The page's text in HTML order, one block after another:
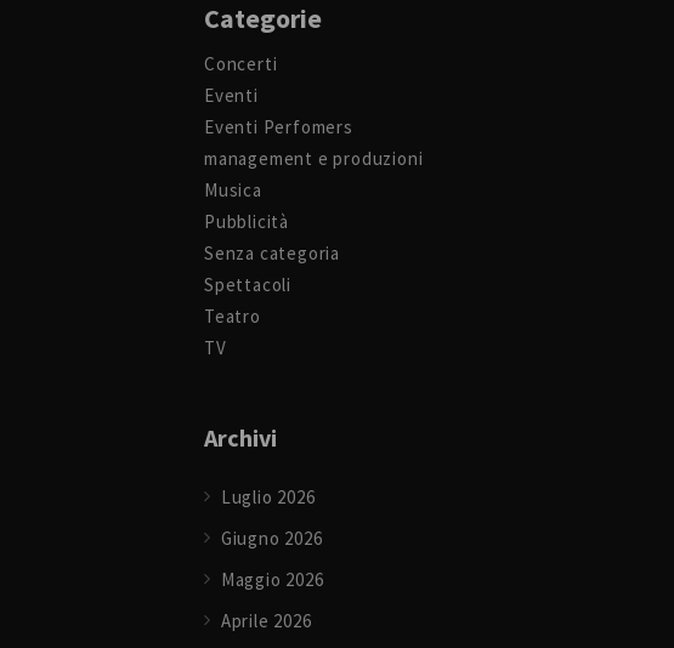
Categorie
Concerti
Eventi
Eventi Perfomers
management e produzioni
Musica
Pubblicità
Senza categoria
Spettacoli
Teatro
TV
Archivi
Luglio 2026
Giugno 2026
Maggio 2026
Aprile 2026